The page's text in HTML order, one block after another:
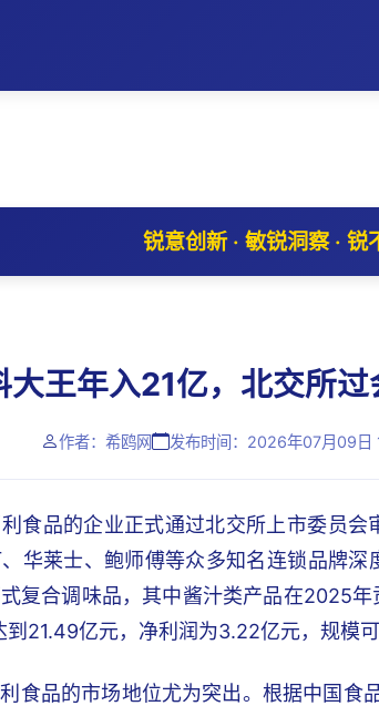
锐意创新 · 敏锐洞察 · 锐
大王年入21亿，北交所过
作者：希鸥网 发布时间：2026年07月09日
食品的企业正式通过北交所上市委员
华莱士、鲍师傅等众多知名连锁品牌
复合调味品，其中酱汁类产品在2025
21.49亿元，净利润为3.22亿元，规模可
食品的市场地位尤为突出。根据中国食